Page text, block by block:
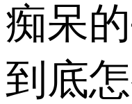
痴呆
到底